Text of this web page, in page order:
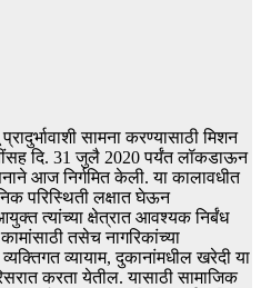
सामना करण्यासाठी मिशन
दि. 31 जुलै 2020 पर्यंत लॉकडाऊन
आज निर्गमित केली. या कालावधीत
परिस्थिती लक्षात घेऊन
त्यांच्या क्षेत्रात आवश्यक निर्बंध
तसेच नागरिकांच्या
व्यायाम, दुकानांमधील खरेदी या
करता येतील. यासाठी सामाजिक